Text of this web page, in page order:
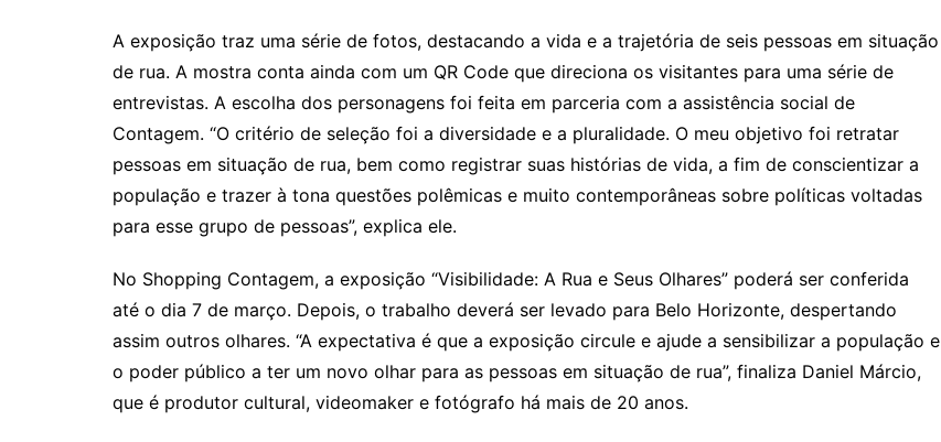
A exposição traz uma série de fotos, destacando a vida e a trajetória de seis pessoas em situação
de rua. A mostra conta ainda com um QR Code que direciona os visitantes para uma série de
entrevistas. A escolha dos personagens foi feita em parceria com a assistência social de
Contagem. “O critério de seleção foi a diversidade e a pluralidade. O meu objetivo foi retratar
pessoas em situação de rua, bem como registrar suas histórias de vida, a fim de conscientizar a
população e trazer à tona questões polêmicas e muito contemporâneas sobre políticas voltadas
para esse grupo de pessoas”, explica ele.
No Shopping Contagem, a exposição “Visibilidade: A Rua e Seus Olhares” poderá ser conferida
até o dia 7 de março. Depois, o trabalho deverá ser levado para Belo Horizonte, despertando
assim outros olhares. “A expectativa é que a exposição circule e ajude a sensibilizar a população e
o poder público a ter um novo olhar para as pessoas em situação de rua”, finaliza Daniel Márcio,
que é produtor cultural, videomaker e fotógrafo há mais de 20 anos.